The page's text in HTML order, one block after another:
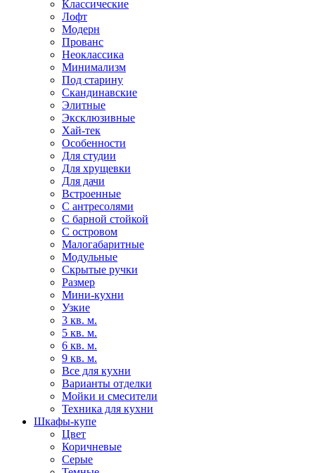
Классические
Лофт
Модерн
Прованс
Неоклассика
Минимализм
Под старину
Скандинавские
Элитные
Эксклюзивные
Хай-тек
Особенности
Для студии
Для хрущевки
Для дачи
Встроенные
С антресолями
С барной стойкой
С островом
Малогабаритные
Модульные
Скрытые ручки
Размер
Мини-кухни
Узкие
3 кв. м.
5 кв. м.
6 кв. м.
9 кв. м.
Все для кухни
Варианты отделки
Мойки и смесители
Техника для кухни
Шкафы-купе
Цвет
Коричневые
Серые